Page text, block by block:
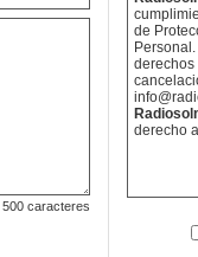
500 caracteres
de
derechos
derecho